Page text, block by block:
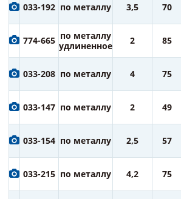
033-192 по металлу 3,5 70
774-665 по металлу
удлиненное
2 85
033-208 по металлу 4 75
033-147 по металлу 2 49
033-154 по металлу 2,5 57
033-215 по металлу 4,2 75